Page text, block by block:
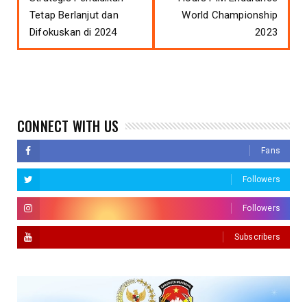
Tetap Berlanjut dan
Difokuskan di 2024
World Championship
2023
CONNECT WITH US
Fans
Followers
Followers
Subscribers